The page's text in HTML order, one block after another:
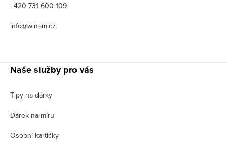
+420 731 600 109
info@winam.cz
Naše služby pro vás
Tipy na dárky
Dárek na míru
Osobní kartičky